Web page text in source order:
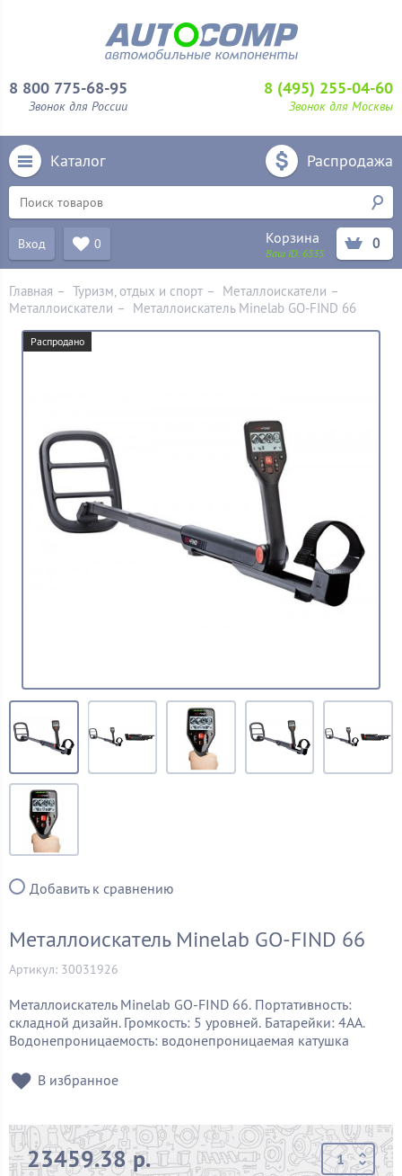
8 800 775-68-95
Звонок для России
8 (495) 255-04-60
Звонок для Москвы
Каталог Распродажа
Вход 0 Корзина
Ваш ID:6535
0
Главная – Туризм, отдых и спорт – Металлоискатели –
Металлоискатели – Металлоискатель Minelab GO-FIND 66
Распродано
Добавить к сравнению
Металлоискатель Minelab GO-FIND 66
Артикул: 30031926
Металлоискатель Minelab GO-FIND 66. Портативность:
складной дизайн. Громкость: 5 уровней. Батарейки: 4АА.
Водонепроницаемость: водонепроницаемая катушка
В избранное
23459.38 р.